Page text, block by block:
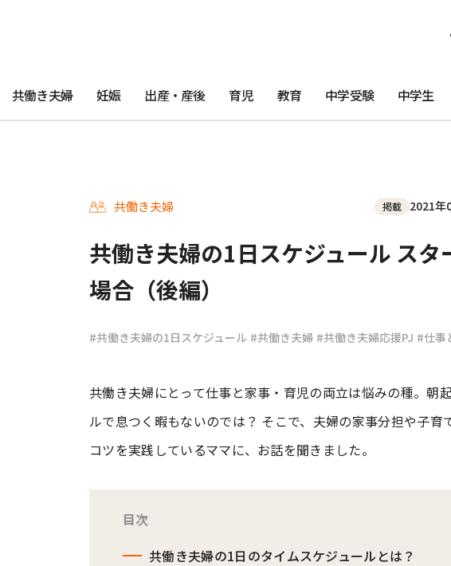
共働き夫婦 妊娠 出産・産後 育児 教育 中学受験 中学生
共働き夫婦 掲載 2021年
共働き夫婦の1日スケジュール スタ
場合（後編）
#共働き夫婦の1日スケジュール #共働き夫婦 #共働き夫婦応援PJ #仕事
共働き夫婦にとって仕事と家事・育児の両立は悩みの種。朝
ルで息つく暇もないのでは？ そこで、夫婦の家事分担や子育
コツを実践しているママに、お話を聞きました。
目次
共働き夫婦の1日のタイムスケジュールとは？